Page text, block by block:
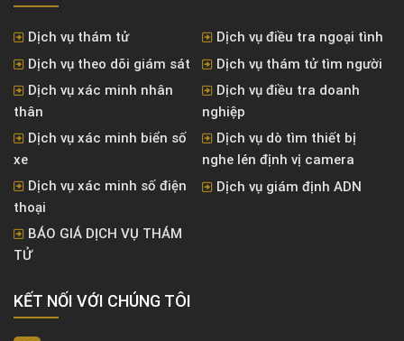
Dịch vụ thám tử
Dịch vụ điều tra ngoại tình
Dịch vụ theo dõi giám sát
Dịch vụ thám tử tìm người
Dịch vụ xác minh nhân
thân
Dịch vụ điều tra doanh
nghiệp
Dịch vụ xác minh biển số
xe
Dịch vụ dò tìm thiết bị
nghe lén định vị camera
Dịch vụ xác minh số điện
thoại
Dịch vụ giám định ADN
BÁO GIÁ DỊCH VỤ THÁM
TỬ
KẾT NỐI VỚI CHÚNG TÔI